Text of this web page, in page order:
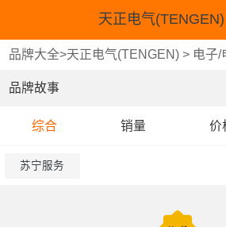
天正电气
品牌大全>天正电气(TENGEN) > 电子/
品牌故事
综合 销量 价
苏宁服务